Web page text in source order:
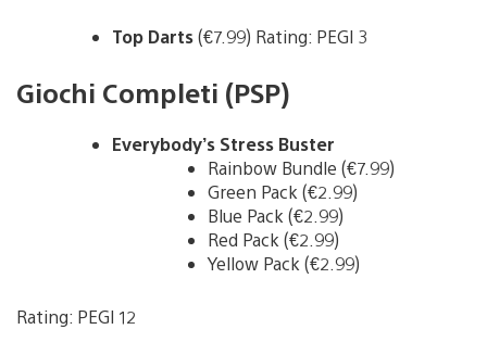
Top Darts(€7.99) Rating: PEGI 3
Giochi Completi (PSP)
Everybody’s Stress Buster
Rainbow Bundle (€7.99)
Green Pack (€2.99)
Blue Pack (€2.99)
Red Pack (€2.99)
Yellow Pack (€2.99)
Rating: PEGI 12